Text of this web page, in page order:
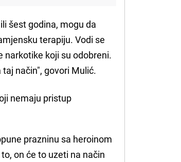
šest godina, mogu da
terapiju. Vodi se
narkotike koji su odobreni.
taj način", govori Mulić.
nemaju pristup
prazninu sa heroinom
on će to uzeti na način